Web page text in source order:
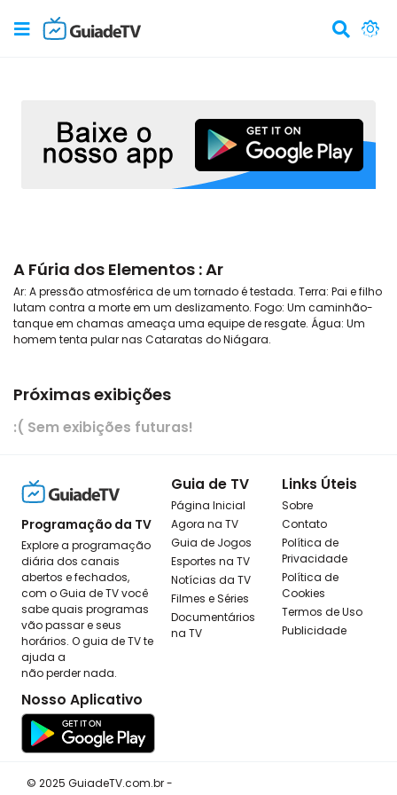
A Fúria dos Elementos : Ar
Ar: A pressão atmosférica de um tornado é testada. Terra: Pai e filho
lutam contra a morte em um deslizamento. Fogo: Um caminhão-
tanque em chamas ameaça uma equipe de resgate. Água: Um
homem tenta pular nas Cataratas do Niágara.
Próximas exibições
:( Sem exibições futuras!
Programação da TV
Explore a programação
diária dos canais
abertos e fechados,
com o Guia de TV você
sabe quais programas
vão passar e seus
horários. O guia de TV te
ajuda a
não perder nada.
Nosso Aplicativo
Guia de TV
Página Inicial
Agora na TV
Guia de Jogos
Esportes na TV
Notícias da TV
Filmes e Séries
Documentários
na TV
Links Úteis
Sobre
Contato
Política de
Privacidade
Política de
Cookies
Termos de Uso
Publicidade
© 2025 GuiadeTV.com.br -